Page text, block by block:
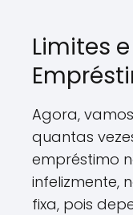
Limites
Agora,
quantas
empréstimo
infelizmente,
fixa, pois